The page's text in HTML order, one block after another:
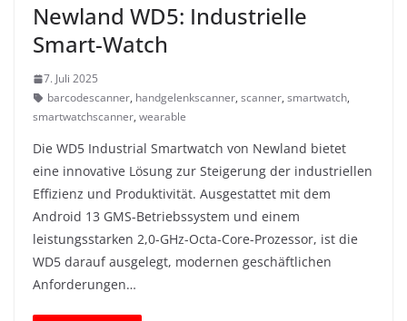
Newland WD5: Industrielle
Smart-Watch
7. Juli 2025
barcodescanner, handgelenkscanner, scanner, smartwatch,
smartwatchscanner, wearable
Die WD5 Industrial Smartwatch von Newland bietet
eine innovative Lösung zur Steigerung der industriellen
Effizienz und Produktivität. Ausgestattet mit dem
Android 13 GMS-Betriebssystem und einem
leistungsstarken 2,0-GHz-Octa-Core-Prozessor, ist die
WD5 darauf ausgelegt, modernen geschäftlichen
Anforderungen…